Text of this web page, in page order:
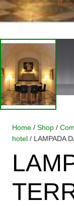
Home / Shop /
hotel / LAMPADA